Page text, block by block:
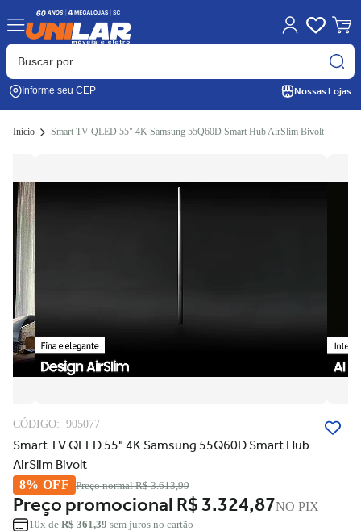
Informe seu CEP Nossas Lojas
Início Smart TV QLED 55" 4K Samsung 55Q60D Smart Hub AirSlim Bivolt
CÓDIGO: 905077
Smart TV QLED 55" 4K Samsung 55Q60D Smart Hub
AirSlim Bivolt
8% OFF Preço normalR$ 3.613,99
Preço promocionalR$ 3.324,87NO PIX
10x de R$ 361,39 sem juros no cartão